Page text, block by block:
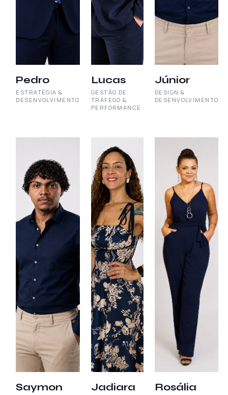
Pedro
ESTRATÉGIA &
DESENVOLVIMENTO
Lucas
GESTÃO DE
TRÁFEGO &
PERFORMANCE
Júnior
DESIGN &
DESENVOLVIMENTO
Saymon Jadiara Rosália